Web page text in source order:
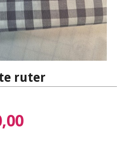
ruter